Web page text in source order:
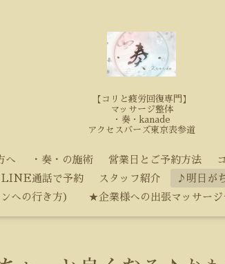
【コリと疲労回復専門】
マッサージ整体
・奏・kanade
アクセスバーズ東京表参道
へ ・奏・の施術 営業日とご予約方法
LINE通話で予約 スタッフ紹介
♪明日が
への行き方）
★企業様への出張マッサー